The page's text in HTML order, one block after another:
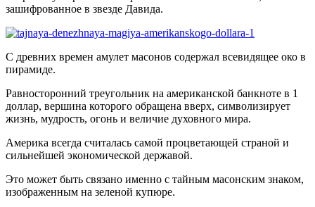
зашифрованное в звезде Давида.
С древних времен амулет масонов содержал всевидящее око в
пирамиде.
Равносторонний треугольник на американской банкноте в 1
доллар, вершина которого обращена вверх, символизирует
жизнь, мудрость, огонь и величие духовного мира.
Америка всегда считалась самой процветающей страной и
сильнейшей экономической державой.
Это может быть связано именно с тайным масонским знаком,
изображенным на зеленой купюре.